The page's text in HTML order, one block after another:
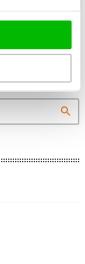
search